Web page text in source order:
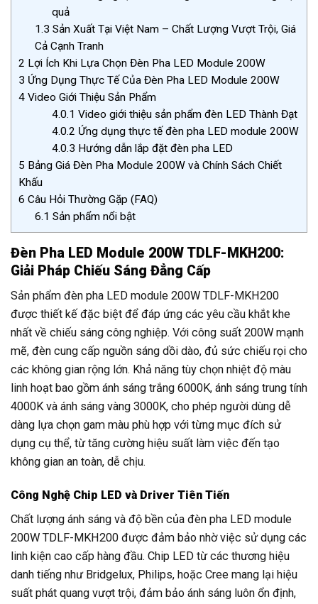
quả
1.3 Sản Xuất Tại Việt Nam – Chất Lượng Vượt Trội, Giá
Cả Cạnh Tranh
2 Lợi Ích Khi Lựa Chọn Đèn Pha LED Module 200W
3 Ứng Dụng Thực Tế Của Đèn Pha LED Module 200W
4 Video Giới Thiệu Sản Phẩm
4.0.1 Video giới thiệu sản phẩm đèn LED Thành Đạt
4.0.2 Ứng dụng thực tế đèn pha LED module 200W
4.0.3 Hướng dẫn lắp đặt đèn pha LED
5 Bảng Giá Đèn Pha Module 200W và Chính Sách Chiết
Khấu
6 Câu Hỏi Thường Gặp (FAQ)
6.1 Sản phẩm nổi bật
Đèn Pha LED Module 200W TDLF-MKH200:
Giải Pháp Chiếu Sáng Đẳng Cấp
Sản phẩm đèn pha LED module 200W TDLF-MKH200
được thiết kế đặc biệt để đáp ứng các yêu cầu khắt khe
nhất về chiếu sáng công nghiệp. Với công suất 200W mạnh
mẽ, đèn cung cấp nguồn sáng dồi dào, đủ sức chiếu rọi cho
các không gian rộng lớn. Khả năng tùy chọn nhiệt độ màu
linh hoạt bao gồm ánh sáng trắng 6000K, ánh sáng trung tính
4000K và ánh sáng vàng 3000K, cho phép người dùng dễ
dàng lựa chọn gam màu phù hợp với từng mục đích sử
dụng cụ thể, từ tăng cường hiệu suất làm việc đến tạo
không gian an toàn, dễ chịu.
Công Nghệ Chip LED và Driver Tiên Tiến
Chất lượng ánh sáng và độ bền của đèn pha LED module
200W TDLF-MKH200 được đảm bảo nhờ việc sử dụng các
linh kiện cao cấp hàng đầu. Chip LED từ các thương hiệu
danh tiếng như Bridgelux, Philips, hoặc Cree mang lại hiệu
suất phát quang vượt trội, đảm bảo ánh sáng luôn ổn định,